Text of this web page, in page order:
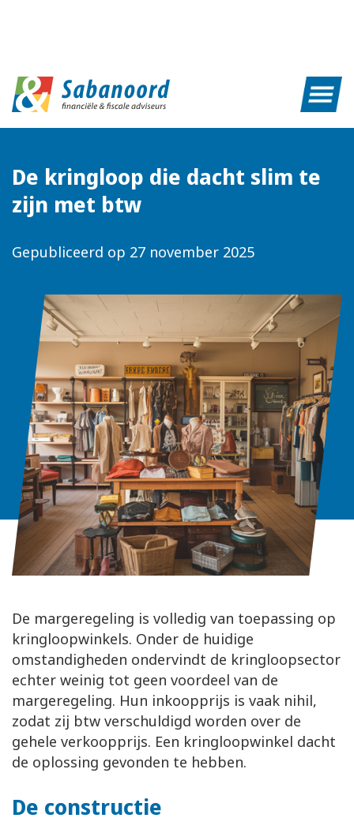
De kringloop die dacht slim te
zijn met btw
Gepubliceerd op 27 november 2025
De margeregeling is volledig van toepassing op
kringloopwinkels. Onder de huidige
omstandigheden ondervindt de kringloopsector
echter weinig tot geen voordeel van de
margeregeling. Hun inkoopprijs is vaak nihil,
zodat zij btw verschuldigd worden over de
gehele verkoopprijs. Een kringloopwinkel dacht
de oplossing gevonden te hebben.
De constructie